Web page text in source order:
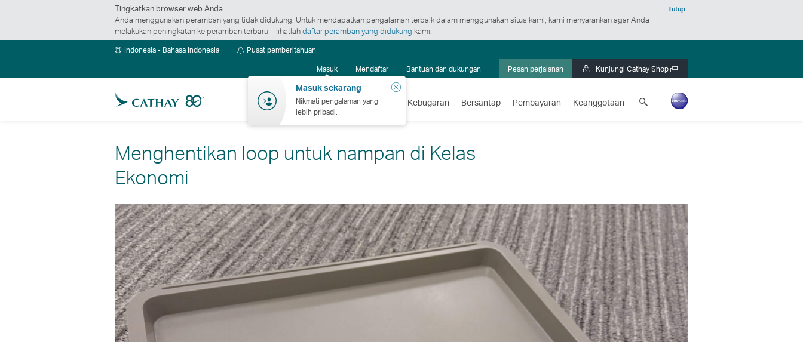
Tutup
Tingkatkan browser web Anda
Anda menggunakan peramban yang tidak didukung. Untuk mendapatkan pengalaman terbaik dalam menggunakan situs kami, kami menyarankan agar Anda
melakukan peningkatan ke peramban terbaru – lihatlahdaftar peramban yang didukung kami.
Indonesia - Bahasa Indonesia Pusat pemberitahuan
Masuk
Masuk sekarang
Nikmati pengalaman yang
lebih pribadi.
Tutup
Mendaftar Bantuan dan dukungan Pesan perjalanan Kunjungi Cathay Shop
Buka
Penerbangan Liburan Berbelanja Kebugaran Bersantap Pembayaran Keanggotaan
Cathay
Menghentikan loop untuk nampan di Kelas
Ekonomi